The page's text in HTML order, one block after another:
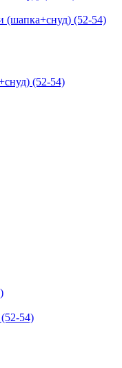
(шапка+снуд) (52-54)
(52-54)
54)